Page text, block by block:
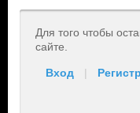
Для того чтобы
сайте.
Вход |